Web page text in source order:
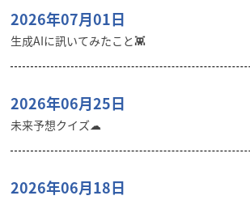
2026年07月01日
生成AIに訊いてみたこと👾
2026年06月25日
未来予想クイズ☁︎
2026年06月18日